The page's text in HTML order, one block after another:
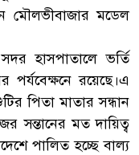
মৌলভীবাজার মডেল
হাসপাতালে ভর্তি
পর্যবেক্ষনে রয়েছে।এ
পিতা মাতার সন্ধান
সন্তানের মত দায়িত্ব
পালিত হচ্ছে বাল্য